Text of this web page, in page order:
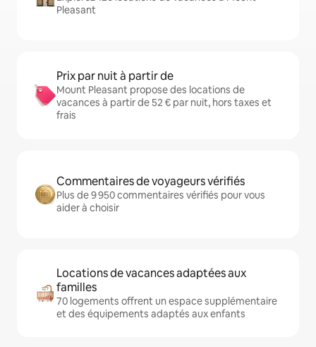
Pleasant
Prix par nuit à partir de
Mount Pleasant propose des locations de
vacances à partir de 52 € par nuit, hors taxes et
frais
Commentaires de voyageurs vérifiés
Plus de 9 950 commentaires vérifiés pour vous
aider à choisir
Locations de vacances adaptées aux
familles
70 logements offrent un espace supplémentaire
et des équipements adaptés aux enfants